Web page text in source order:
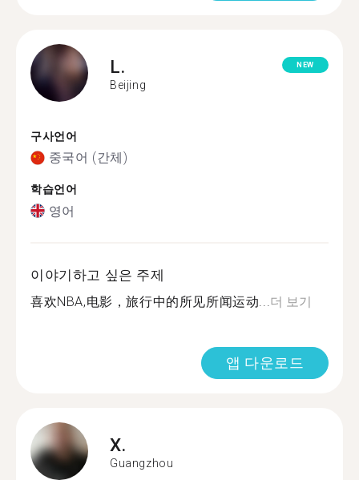
L.
Beijing
NEW
구사언어
중국어 (간체)
학습언어
영어
이야기하고 싶은 주제
喜欢NBA,电影，旅行中的所见所闻运动... 더 보기
앱 다운로드
X.
Guangzhou